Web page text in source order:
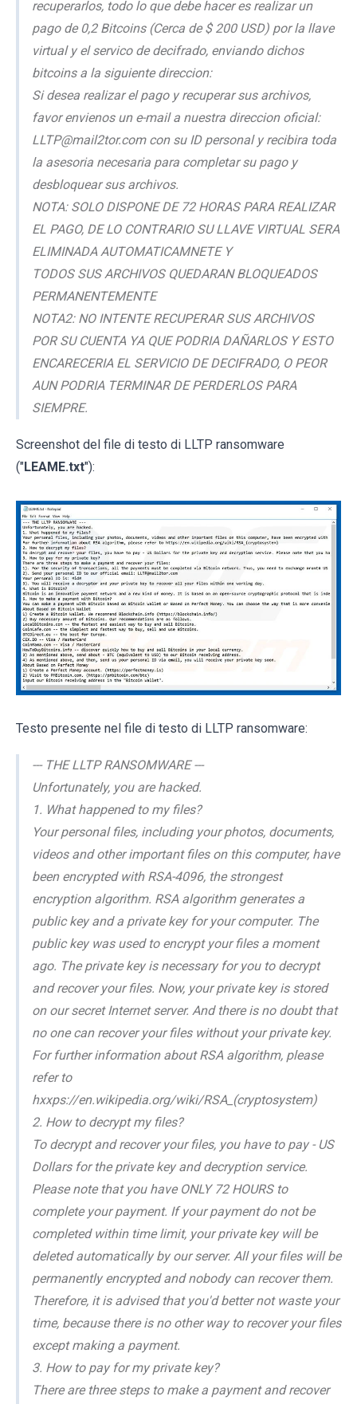
recuperarlos, todo lo que debe hacer es realizar un
pago de 0,2 Bitcoins (Cerca de $ 200 USD) por la llave
virtual y el servico de decifrado, enviando dichos
bitcoins a la siguiente direccion:
Si desea realizar el pago y recuperar sus archivos,
favor envienos un e-mail a nuestra direccion oficial:
LLTP@mail2tor.com con su ID personal y recibira toda
la asesoria necesaria para completar su pago y
desbloquear sus archivos.
NOTA: SOLO DISPONE DE 72 HORAS PARA REALIZAR
EL PAGO, DE LO CONTRARIO SU LLAVE VIRTUAL SERA
ELIMINADA AUTOMATICAMNETE Y
TODOS SUS ARCHIVOS QUEDARAN BLOQUEADOS
PERMANENTEMENTE
NOTA2: NO INTENTE RECUPERAR SUS ARCHIVOS
POR SU CUENTA YA QUE PODRIA DAÑARLOS Y ESTO
ENCARECERIA EL SERVICIO DE DECIFRADO, O PEOR
AUN PODRIA TERMINAR DE PERDERLOS PARA
SIEMPRE.
Screenshot del file di testo di LLTP ransomware
("LEAME.txt"):
Testo presente nel file di testo di LLTP ransomware:
--- THE LLTP RANSOMWARE ---
Unfortunately, you are hacked.
1. What happened to my files?
Your personal files, including your photos, documents,
videos and other important files on this computer, have
been encrypted with RSA-4096, the strongest
encryption algorithm. RSA algorithm generates a
public key and a private key for your computer. The
public key was used to encrypt your files a moment
ago. The private key is necessary for you to decrypt
and recover your files. Now, your private key is stored
on our secret Internet server. And there is no doubt that
no one can recover your files without your private key.
For further information about RSA algorithm, please
refer to
hxxps://en.wikipedia.org/wiki/RSA_(cryptosystem)
2. How to decrypt my files?
To decrypt and recover your files, you have to pay - US
Dollars for the private key and decryption service.
Please note that you have ONLY 72 HOURS to
complete your payment. If your payment do not be
completed within time limit, your private key will be
deleted automatically by our server. All your files will be
permanently encrypted and nobody can recover them.
Therefore, it is advised that you'd better not waste your
time, because there is no other way to recover your files
except making a payment.
3. How to pay for my private key?
There are three steps to make a payment and recover